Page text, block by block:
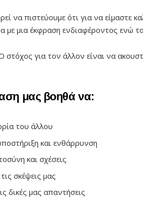
να πιστεύουμε ότι για να είμαστε
με μια έκφραση ενδιαφέροντος ενώ
στόχος για τον άλλον είναι να
μας βοηθά να:
του άλλου
και ενθάρρυνση
και σχέσεις
σκέψεις μας
δικές μας απαντήσεις